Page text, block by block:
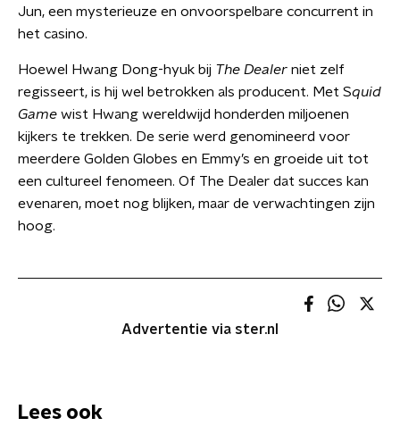
Jun, een mysterieuze en onvoorspelbare concurrent in
het casino.
Hoewel Hwang Dong-hyuk bij The Dealer niet zelf
regisseert, is hij wel betrokken als producent. Met Squid
Game wist Hwang wereldwijd honderden miljoenen
kijkers te trekken. De serie werd genomineerd voor
meerdere Golden Globes en Emmy’s en groeide uit tot
een cultureel fenomeen. Of The Dealer dat succes kan
evenaren, moet nog blijken, maar de verwachtingen zijn
hoog.
Advertentie via ster.nl
Lees ook